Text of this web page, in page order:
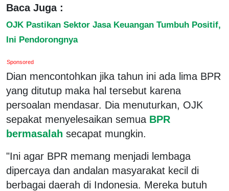
Baca Juga :
OJK Pastikan Sektor Jasa Keuangan Tumbuh Positif,
Ini Pendorongnya
Sponsored
Dian mencontohkan jika tahun ini ada lima BPR
yang ditutup maka hal tersebut karena
persoalan mendasar. Dia menuturkan, OJK
sepakat menyelesaikan semua BPR
bermasalah secapat mungkin.
"Ini agar BPR memang menjadi lembaga
dipercaya dan andalan masyarakat kecil di
berbagai daerah di Indonesia. Mereka butuh